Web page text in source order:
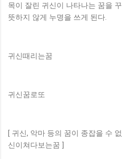
목이 잘린 귀신이 나타나는 꿈을
뜻하지 않게 누명을 쓰게 된다.
귀신때리는꿈
귀신꿈로또
[ 귀신, 악마 등의 꿈이 종잡을 수
신이쳐다보는꿈 ]